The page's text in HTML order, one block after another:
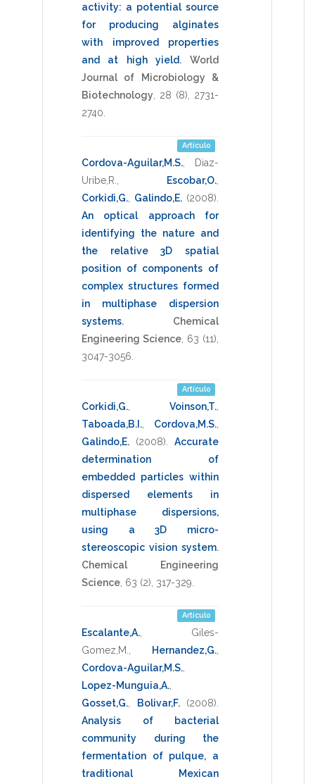
activity: a potential source
for producing alginates
with improved properties
and at high yield.
World
Journal of Microbiology &
Biotechnology
28 (8), 2731-
2740
Artículo
Cordova-Aguilar,M.S.
Diaz-
Uribe,R.
Escobar,O.
Corkidi,G.
Galindo,E. (2008)
An optical approach for
identifying the nature and
the relative 3D spatial
position of components of
complex structures formed
in multiphase dispersion
systems.
Chemical
Engineering Science 63 (11),
3047-3056
Artículo
Corkidi,G. Voinson,T.
Taboada,B.I.
Cordova,M.S.
Galindo,E.
(2008)
Accurate
determination of
embedded particles within
dispersed elements in
multiphase dispersions,
using a 3D micro-
stereoscopic vision system.
Chemical Engineering
Science 63 (2), 317-329
Artículo
Escalante,A.
Giles-
Gomez,M.
Hernandez,G.
Cordova-Aguilar,M.S.
Lopez-Munguia,A.
Gosset,G.
Bolivar,F. (2008)
Analysis of bacterial
community during the
fermentation of pulque, a
traditional Mexican